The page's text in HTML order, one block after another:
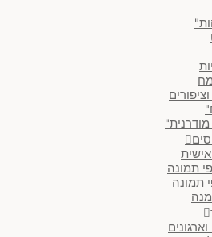
תמונה
תמונה